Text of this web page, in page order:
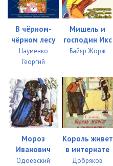
В чёрном-
чёрном лесу
Науменко
Георгий
Мишель и
господин Икс
Байяр Жорж
Мороз
Иванович
Одоевский
Король живет
в интернате
Добряков